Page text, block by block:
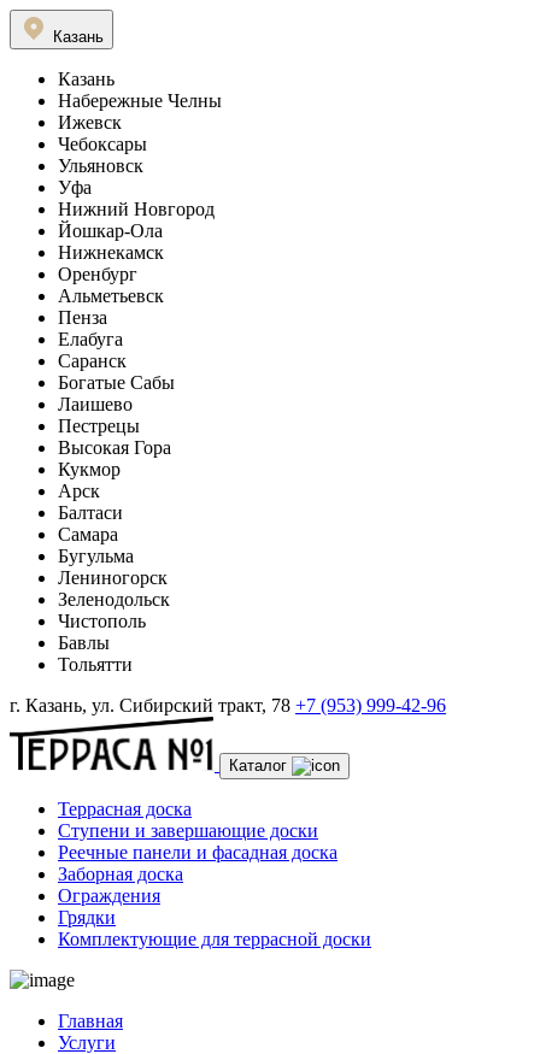
Казань
Казань
Набережные Челны
Ижевск
Чебоксары
Ульяновск
Уфа
Нижний Новгород
Йошкар-Ола
Нижнекамск
Оренбург
Альметьевск
Пенза
Елабуга
Саранск
Богатые Сабы
Лаишево
Пестрецы
Высокая Гора
Кукмор
Арск
Балтаси
Самара
Бугульма
Лениногорск
Зеленодольск
Чистополь
Бавлы
Тольятти
г. Казань, ул. Сибирский тракт, 78 +7 (953) 999-42-96
Каталог
Террасная доска
Ступени и завершающие доски
Реечные панели и фасадная доска
Заборная доска
Ограждения
Грядки
Комплектующие для террасной доски
Главная
Услуги